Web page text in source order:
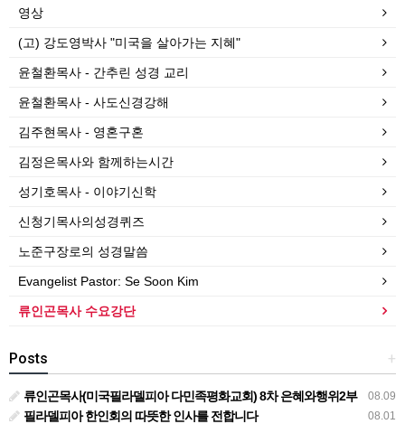
영상
(고) 강도영박사 "미국을 살아가는 지혜"
윤철환목사 - 간추린 성경 교리
윤철환목사 - 사도신경강해
김주현목사 - 영혼구혼
김정은목사와 함께하는시간
성기호목사 - 이야기신학
신청기목사의성경퀴즈
노준구장로의 성경말씀
Evangelist Pastor: Se Soon Kim
류인곤목사 수요강단
+
Posts
08.09
류인곤목사(미국필라델피아 다민족평화교회) 8차 은혜와행위2부
08.01
필라델피아 한인회의 따뜻한 인사를 전합니다